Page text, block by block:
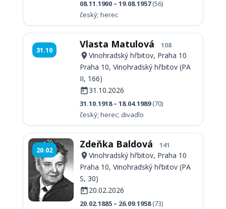
08.11.1900 – 19.08.1957(56)
český; herec
31.10 Vlasta Matulová 108
Vinohradský hřbitov, Praha 10
Praha 10, Vinohradský hřbitov (PA
II, 166)
31.10.2026
31.10.1918 – 18.04.1989(70)
český; herec; divadlo
20.02 Zdeňka Baldová 141
Vinohradský hřbitov, Praha 10
Praha 10, Vinohradský hřbitov (PA
S, 30)
20.02.2026
20.02.1885 – 26.09.1958(73)